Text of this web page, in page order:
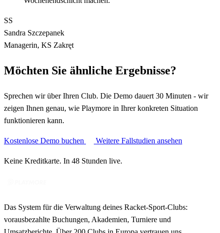
SS
Sandra Szczepanek
Managerin, KS Zakręt
Möchten Sie ähnliche Ergebnisse?
Sprechen wir über Ihren Club. Die Demo dauert 30 Minuten - wir
zeigen Ihnen genau, wie Playmore in Ihrer konkreten Situation
funktionieren kann.
Kostenlose Demo buchen Weitere Fallstudien ansehen
Keine Kreditkarte. In 48 Stunden live.
Das System für die Verwaltung deines Racket-Sport-Clubs:
vorausbezahlte Buchungen, Akademien, Turniere und